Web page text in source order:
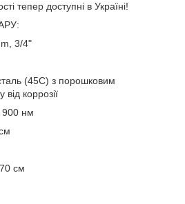
тепер доступні в Україні!
3/4"
(45C) з порошковим
коррозії
900 нм
см